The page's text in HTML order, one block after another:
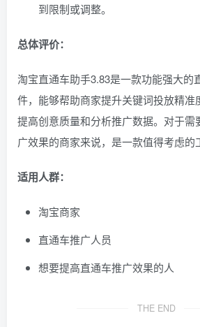
到限制或调整。
总体评价：
淘宝直通车助手3.83是一款功能强大的
件，能够帮助商家提升关键词投放精准
提高创意质量和分析推广数据。对于需
广效果的商家来说，是一款值得考虑的
适用人群：
淘宝商家
直通车推广人员
想要提高直通车推广效果的人
THE END